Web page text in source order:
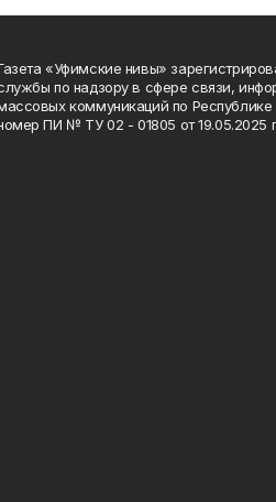
«Уфимские нивы»
по надзору в сфере связи,
коммуникаций по Республике
ПИ № ТУ 02 - 01805 от 19.05.2025